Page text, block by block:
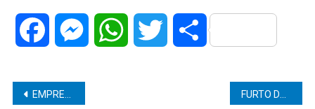
Facebook MessengerWhatsAppTwitter Share
Navegação
EMPRESA DE GÁS É ASSALTADA A MÃO ARMADA